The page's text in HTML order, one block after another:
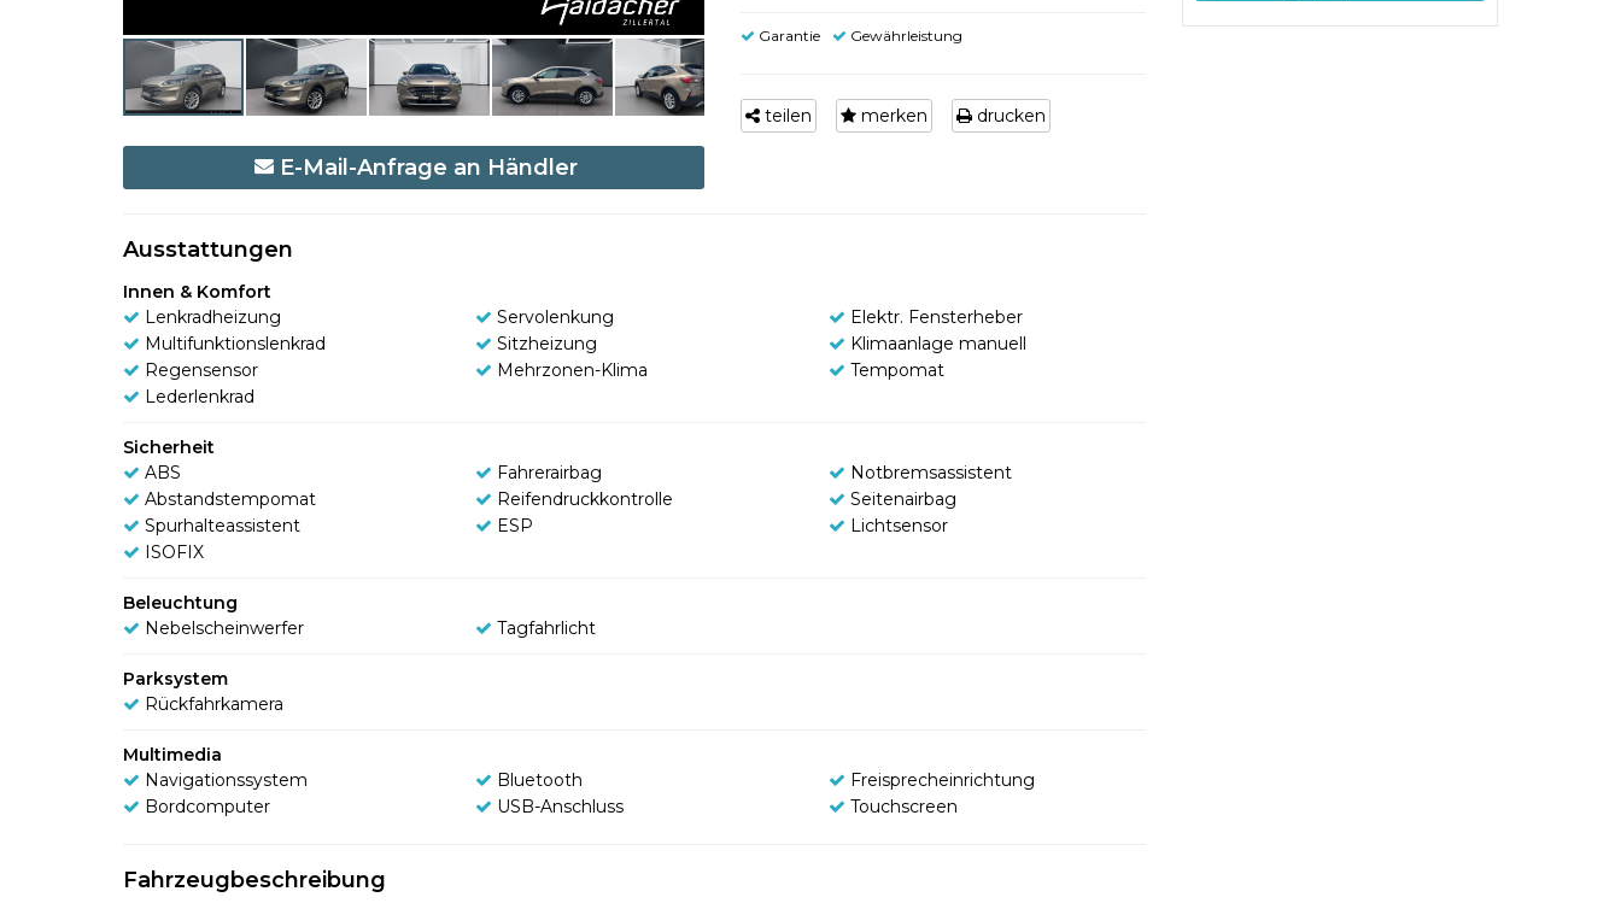
E-Mail-Anfrage an Händler
Garantie Gewährleistung
teilen merken drucken
Ausstattungen
Innen & Komfort
Lenkradheizung
Servolenkung
Elektr. Fensterheber
Multifunktionslenkrad
Sitzheizung
Klimaanlage manuell
Regensensor
Mehrzonen-Klima
Tempomat
Lederlenkrad
Sicherheit
ABS
Fahrerairbag
Notbremsassistent
Abstandstempomat
Reifendruckkontrolle
Seitenairbag
Spurhalteassistent
ESP
Lichtsensor
ISOFIX
Beleuchtung
Nebelscheinwerfer
Tagfahrlicht
Parksystem
Rückfahrkamera
Multimedia
Navigationssystem
Bluetooth
Freisprecheinrichtung
Bordcomputer
USB-Anschluss Touchscreen
Fahrzeugbeschreibung